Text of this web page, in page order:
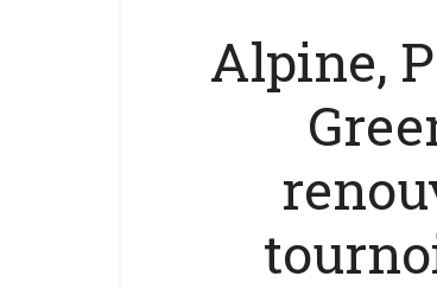
Alpine,